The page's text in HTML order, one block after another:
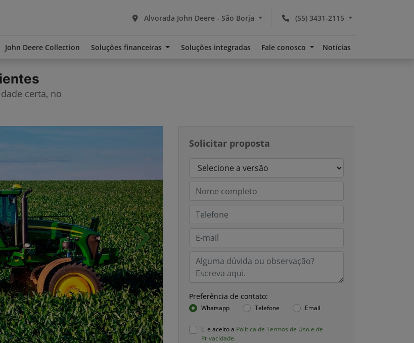
(55) 3431-2115
Alvorada John Deere - São Borja
John Deere Collection Soluções financeiras Soluções integradas Fale conosco Notícias
certa, no
Solicitar proposta
Preferência de contato:
Whatsapp Telefone Email
Li e aceito a Política de Termos de Uso e de
Privacidade.
Próximo